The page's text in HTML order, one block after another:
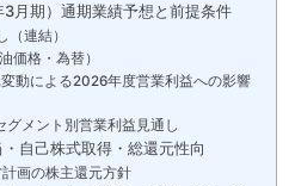
月期）通期業績予想と前提条件
連結）
価格・為替）
動による2026年度営業利益への影響
メント別営業利益見通し
自己株式取得・総還元性向
画の株主還元方針